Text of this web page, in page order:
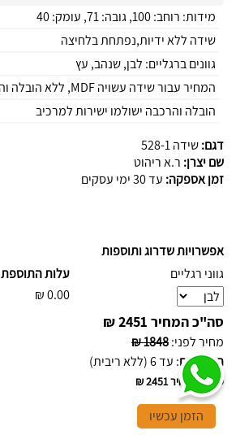
מידות: רוחב: 100, גובה: 71, עומק: 40
שידה ללא ידיות,נפתחת בלחיצה
גוונים ברגליים: לבן, שנהב, עץ
המחיר עבור שידה עשויה MDF, ללא הובלה והרכבה
הובלה והרכבה ישולמו ישירות למרכיב
דגם:שידה 528-1
שם יצרן: ר.א ריהוט
זמן אספקה: עד 30 ימי עסקים
אפשרויות שדרוג ותוספות
גווני רגליים
עלות התוספת
0.00
₪
סה"כ המחיר 2451 ₪
מחיר לפני:
1848 ₪
תשלומים: עד 6 (ללא ריבית)
סה"כ המחיר2451 ₪
הזמן עכשיו